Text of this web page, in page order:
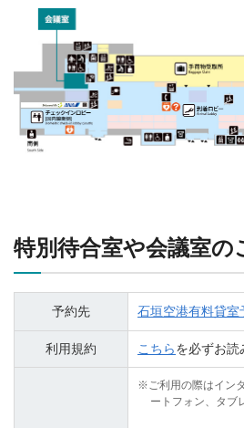
特別待合室や会議室の
予約先 石垣空港有料貸室
利用規約 こちらを必ずお読
※ご利用の際はイン
ートフォン、タブ